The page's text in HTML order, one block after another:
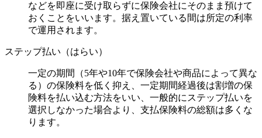
などを即座に受け取らずに保険会社にそのまま預けて
おくことをいいます。据え置いている間は所定の利率
で運用されます。
ステップ払い（はらい）
一定の期間（5年や10年で保険会社や商品によって異な
る）の保険料を低く抑え、一定期間経過後は割増の保
険料を払い込む方法をいい、一般的にステップ払いを
選択しなかった場合より、支払保険料の総額は多くな
ります。